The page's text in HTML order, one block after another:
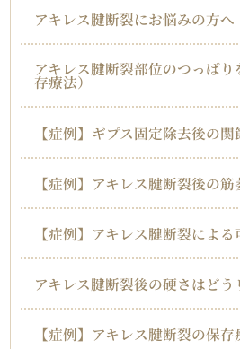
アキレス腱断裂にお悩みの方へ
アキレス腱断裂部位のつっぱ
存療法）
【症例】ギプス固定除去後の
【症例】アキレス腱断裂後の筋
【症例】アキレス腱断裂によ
アキレス腱断裂後の硬さはどう
【症例】アキレス腱断裂の保